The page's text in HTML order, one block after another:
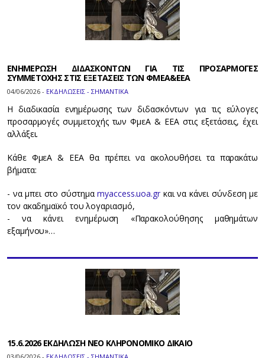
ΕΝΗΜΕΡΩΣΗ ΔΙΔΑΣΚΟΝΤΩΝ ΓΙΑ ΤΙΣ ΠΡΟΣΑΡΜΟΓΕΣ
ΣΥΜΜΕΤΟΧΗΣ ΣΤΙΣ ΕΞΕΤΑΣΕΙΣ ΤΩΝ ΦΜΕΑ&ΕΕΑ
04/06/2026 - ΕΚΔΗΛΩΣΕΙΣ - ΣΗΜΑΝΤΙΚΑ
Η διαδικασία ενημέρωσης των διδασκόντων για τις εύλογες
προσαρμογές συμμετοχής των ΦμεΑ & ΕΕΑ στις εξετάσεις, έχει
αλλάξει.
Κάθε ΦμεΑ & ΕΕΑ θα πρέπει να ακολουθήσει τα παρακάτω
βήματα:
- να μπει στο σύστημαmyaccess.uoa.grκαι να κάνει σύνδεση με
τον ακαδημαϊκό του λογαριασμό,
- να κάνει ενημέρωση «Παρακολούθησης μαθημάτων
εξαμήνου»…
15.6.2026 ΕΚΔΗΛΩΣΗ ΝΕΟ ΚΛΗΡΟΝΟΜΙΚΟ ΔΙΚΑΙΟ